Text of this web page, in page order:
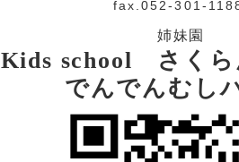
fax.052-301-
姉妹園
Kids school さく
でんでんむし